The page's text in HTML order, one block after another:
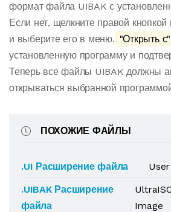
формат файла UIBAK с
Если нет, щелкните правой
и выберите его в меню. "Открыть с"
установленную программу и
Теперь все файлы UIBAK должны
открываться выбранной
ПОХОЖИЕ ФАЙЛЫ
.UI Расширение файла
.UIBAK Расширение
файла
Image